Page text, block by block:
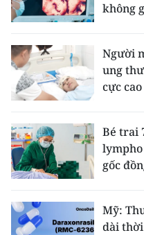
PHÁP LUẬT
DU LỊCH
THẾ GIỚI
GIÁO DỤC
KHOA HỌC - CÔNG
không
Người
ung
cực
Bé trai
gốc
Mỹ:
dài thời